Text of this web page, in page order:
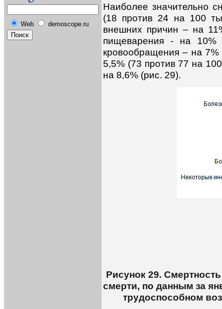
Web demoscope.ru
Наиболее значительно
(18 против 24 на 100
внешних причин – на
пищеварения - на 10%
кровообращения – на
5,5% (73 против 77 на
на 8,6% (рис. 29).
Рисунок 29.
смерти, по данным за
трудоспособном